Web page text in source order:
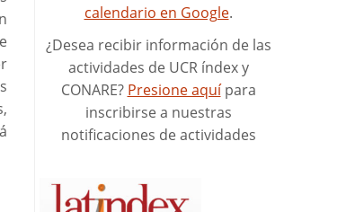
calendario en Google.
¿Desea recibir información de las
actividades de UCR índex y
CONARE? Presione aquípara
inscribirse a nuestras
notificaciones de actividades